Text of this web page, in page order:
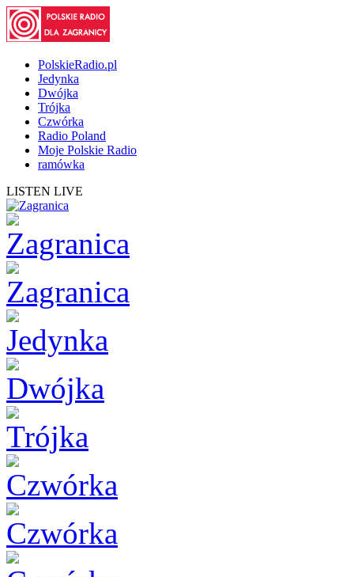
PolskieRadio.pl
Jedynka
Dwójka
Trójka
Czwórka
Radio Poland
Moje Polskie Radio
ramówka
LISTEN LIVE